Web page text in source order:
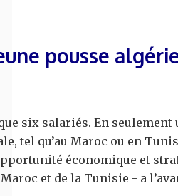
pousse
six salariés. En
tel qu’au Maroc ou en
économique et
et de la Tunisie - a